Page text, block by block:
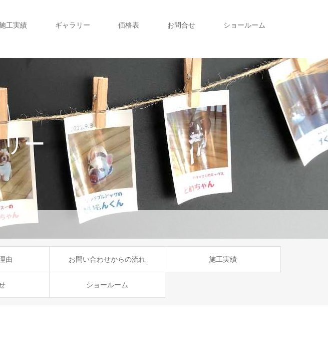
工実績 ギャラリー 価格表 お問合せ ショールーム
ー
由 お問い合わせからの流れ 施工実績
ショールーム